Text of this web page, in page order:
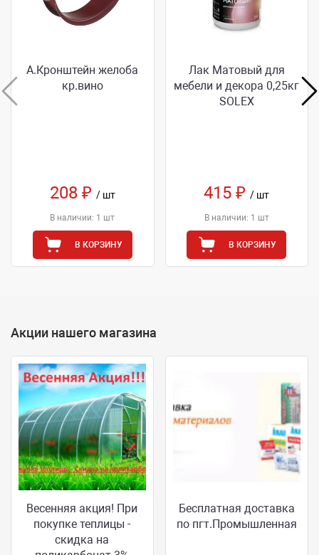
А.Кронштейн желоба
кр.вино
208 ₽ / шт
В наличии: 1 шт
В КОРЗИНУ
Лак Матовый для
мебели и декора 0,25кг
SOLEX
415 ₽/ шт
В наличии: 1 шт
В КОРЗИНУ
Акции нашего магазина
Весенняя акция! При
покупке теплицы -
скидка на
Бесплатная доставка
по пгт.Промышленная